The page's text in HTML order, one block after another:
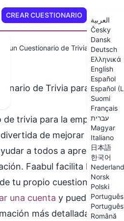
CREAR CUESTIONARIO
العربية
Česky
Dansk
Deutsch
Ελληνικά
English
Español
Español
Suomi
Français
עברית
Magyar
Italiano
日本語
한국어
Norsk
Polski
Română
un Cuestionario de Trivia para
de Trivia para
de trivia para la empresa
de mejorar el
a todos a aprender
Faabul facilita la
tu propio cuestionario
una cuenta y puedes
más detallada,